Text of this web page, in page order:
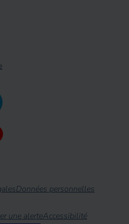
Données personnelles
une alerteAccessibilité